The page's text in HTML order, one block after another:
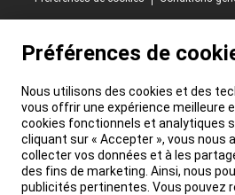
Préférences de
Nous utilisons des cookies et des
vous offrir une expérience meilleure
cookies fonctionnels et analytiques
cliquant sur « Accepter », vous nous
collecter vos données et à les
des fins de marketing. Ainsi, nous
publicités pertinentes. Vous pouvez